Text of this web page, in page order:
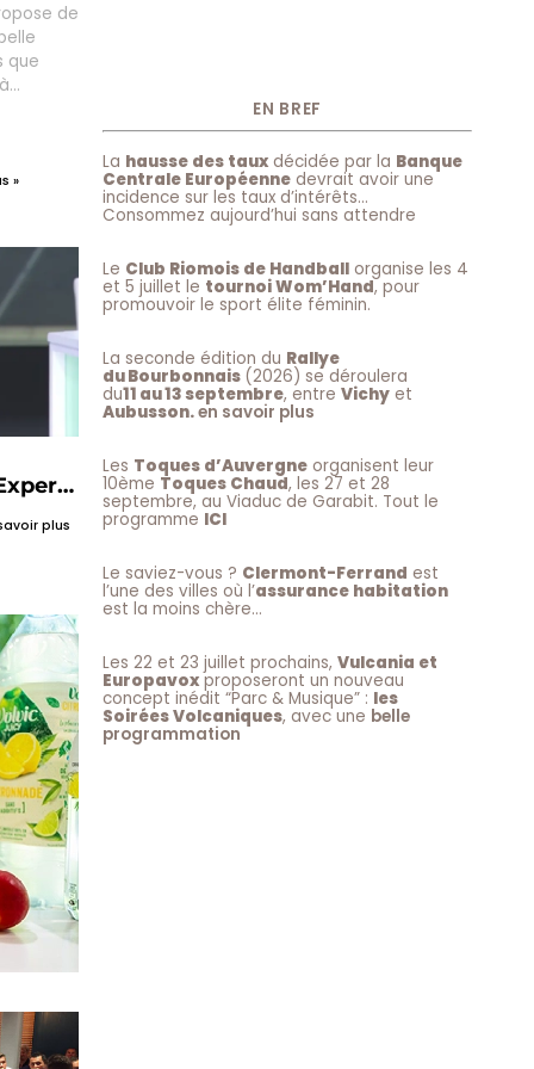
de
que
»
plus
EN BREF
La hausse des taux décidée par la Banque
Centrale Européenne devrait avoir une
incidence sur les taux d’intérêts…
Consommez aujourd’hui sans attendre
Le Club Riomois de Handball organise les 4
et 5 juillet le tournoi Wom’Hand, pour
promouvoir le sport élite féminin.
La seconde édition du Rallye
du Bourbonnais (2026) se déroulera
du11 au 13 septembre, entre Vichy et
Aubusson.en savoir plus
Les Toques d’Auvergne organisent leur
10ème Toques Chaud, les 27 et 28
septembre, au Viaduc de Garabit. Tout le
programme ICI
Le saviez-vous ? Clermont-Ferrand est
l’une des villes où l’assurance habitation
est la moins chère…
Les 22 et 23 juillet prochains, Vulcania et
Europavox proposeront un nouveau
concept inédit “Parc & Musique” : les
Soirées Volcaniques, avec une belle
programmation